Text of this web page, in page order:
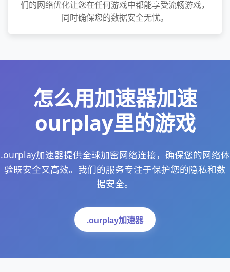
们的网络优化让您在任何游戏中都能享受流畅游戏，
同时确保您的数据安全无忧。
怎么用加速器加速
ourplay里的游戏
.ourplay加速器提供全球加密网络连接，确保您的网络体
验既安全又高效。我们的服务专注于保护您的隐私和数
据安全。
.ourplay加速器